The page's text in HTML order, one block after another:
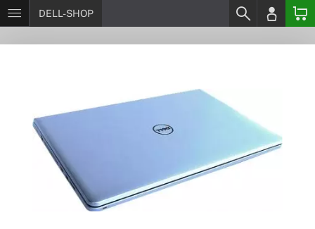
DELL-SHOP